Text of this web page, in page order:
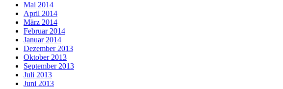
Mai 2014
April 2014
März 2014
Februar 2014
Januar 2014
Dezember 2013
Oktober 2013
September 2013
Juli 2013
Juni 2013